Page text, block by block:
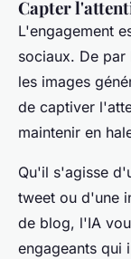
Capter
L'engagement
sociaux. De
les images
de captiver
maintenir en
Qu'il s'agisse
tweet ou d'une
de blog, l'IA
engageants qui